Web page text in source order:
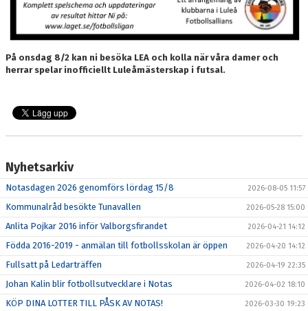
På onsdag 8/2 kan ni besöka LEA och kolla när våra damer och
herrar spelar inofficiellt Luleåmästerskap i futsal.
Nyhetsarkiv
Notasdagen 2026 genomförs lördag 15/8 2026-08-05 11:57
Kommunalråd besökte Tunavallen 2026-05-28 15:00
Anlita Pojkar 2016 inför Valborgsfirandet 2026-04-21 14:12
Födda 2016-2019 - anmälan till fotbollsskolan är öppen 2026-04-20 14:12
Fullsatt på Ledarträffen 2026-04-19 22:35
Johan Kalin blir fotbollsutvecklare i Notas 2026-04-02 18:10
KÖP DINA LOTTER TILL PÅSK AV NOTAS! 2026-03-30 19:23